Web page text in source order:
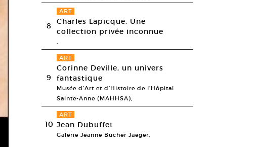
Oscar Murillo, Distribution Center, The Mistake Room
Courtesy the artist and Marian Goodman Gallery, Paris, © Oscar Murillo/
8
ART
Charles Lapicque. Une
collection privée inconnue
,
9
ART
Corinne Deville, un univers
fantastique
Musée d’Art et d’Histoire de l’Hôpital
Sainte-Anne (MAHHSA),
10
ART
Jean Dubuffet
Galerie Jeanne Bucher Jaeger,